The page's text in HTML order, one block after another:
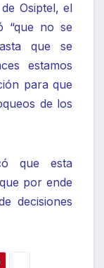
Osiptel, el
“que no se
que se
estamos
para que
de los
que esta
por ende
decisiones